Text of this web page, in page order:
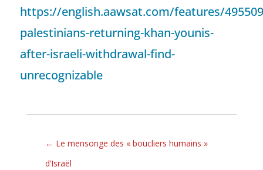
https://english.aawsat.com/features/
palestinians-returning-khan-younis-
after-israeli-withdrawal-find-
unrecognizable
← Le mensonge des « boucliers humains »
d’Israël